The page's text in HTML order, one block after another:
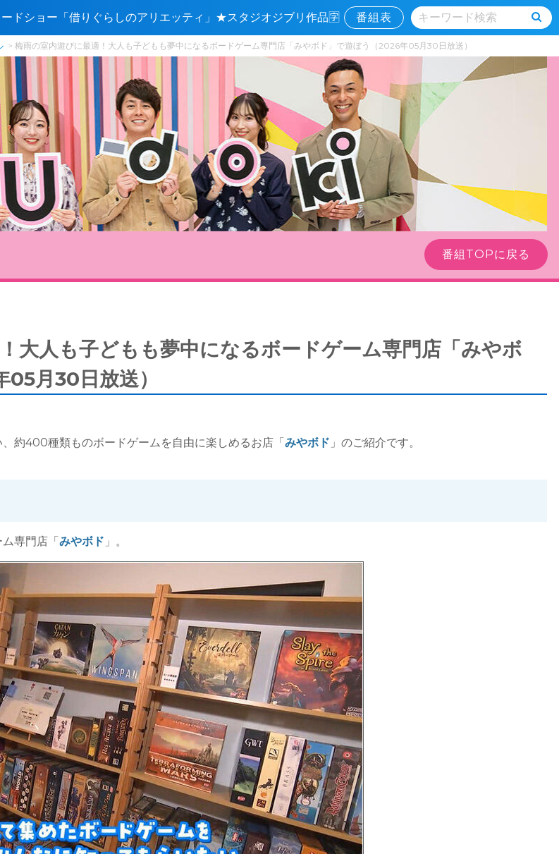
ドショー「借りぐらしのアリエッティ」★スタジオジブリ作品🈑
番組表
梅雨の室内遊びに最適！大人も子どもも夢中になるボードゲーム専門店「みやボド」で遊ぼう（2026年05月30日放送）
番組TOPに戻る
大人も子どもも夢中になるボードゲーム専門店「みやボ
月30日放送）
約400種類ものボードゲームを自由に楽しめるお店「みやボド 」のご紹介です。
専門店「みやボド 」。